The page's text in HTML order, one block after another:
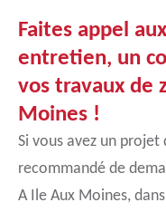
Faites appel
entretien, un
vos travaux de
Moines !
Si vous avez un
recommandé de
A Ile Aux Moines,